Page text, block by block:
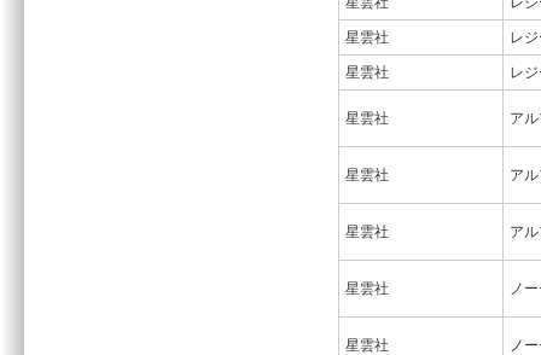
星雲社 レ
星雲社 レ
星雲社 ア
星雲社 ア
星雲社 ア
星雲社 ノ
星雲社 ノ